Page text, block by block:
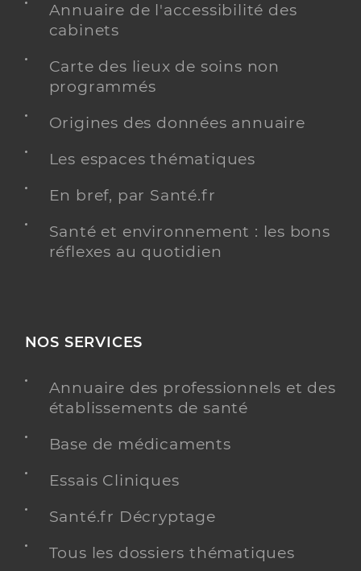
Annuaire de l'accessibilité des
cabinets
Carte des lieux de soins non
programmés
Origines des données annuaire
Les espaces thématiques
En bref, par Santé.fr
Santé et environnement : les bons
réflexes au quotidien
NOS SERVICES
Annuaire des professionnels et des
établissements de santé
Base de médicaments
Essais Cliniques
Santé.fr Décryptage
Tous les dossiers thématiques